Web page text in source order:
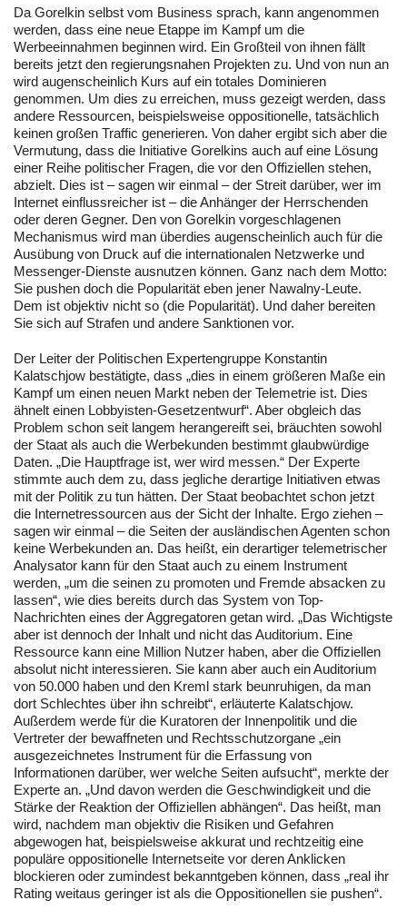
Da Gorelkin selbst vom Business sprach, kann angenommen
werden, dass eine neue Etappe im Kampf um die
Werbeeinnahmen beginnen wird. Ein Großteil von ihnen fällt
bereits jetzt den regierungsnahen Projekten zu. Und von nun an
wird augenscheinlich Kurs auf ein totales Dominieren
genommen. Um dies zu erreichen, muss gezeigt werden, dass
andere Ressourcen, beispielsweise oppositionelle, tatsächlich
keinen großen Traffic generieren. Von daher ergibt sich aber die
Vermutung, dass die Initiative Gorelkins auch auf eine Lösung
einer Reihe politischer Fragen, die vor den Offiziellen stehen,
abzielt. Dies ist – sagen wir einmal – der Streit darüber, wer im
Internet einflussreicher ist – die Anhänger der Herrschenden
oder deren Gegner. Den von Gorelkin vorgeschlagenen
Mechanismus wird man überdies augenscheinlich auch für die
Ausübung von Druck auf die internationalen Netzwerke und
Messenger-Dienste ausnutzen können. Ganz nach dem Motto:
Sie pushen doch die Popularität eben jener Nawalny-Leute.
Dem ist objektiv nicht so (die Popularität). Und daher bereiten
Sie sich auf Strafen und andere Sanktionen vor.
Der Leiter der Politischen Expertengruppe Konstantin
Kalatschjow bestätigte, dass „dies in einem größeren Maße ein
Kampf um einen neuen Markt neben der Telemetrie ist. Dies
ähnelt einen Lobbyisten-Gesetzentwurf“. Aber obgleich das
Problem schon seit langem herangereift sei, bräuchten sowohl
der Staat als auch die Werbekunden bestimmt glaubwürdige
Daten. „Die Hauptfrage ist, wer wird messen.“ Der Experte
stimmte auch dem zu, dass jegliche derartige Initiativen etwas
mit der Politik zu tun hätten. Der Staat beobachtet schon jetzt
die Internetressourcen aus der Sicht der Inhalte. Ergo ziehen –
sagen wir einmal – die Seiten der ausländischen Agenten schon
keine Werbekunden an. Das heißt, ein derartiger telemetrischer
Analysator kann für den Staat auch zu einem Instrument
werden, „um die seinen zu promoten und Fremde absacken zu
lassen“, wie dies bereits durch das System von Top-
Nachrichten eines der Aggregatoren getan wird. „Das Wichtigste
aber ist dennoch der Inhalt und nicht das Auditorium. Eine
Ressource kann eine Million Nutzer haben, aber die Offiziellen
absolut nicht interessieren. Sie kann aber auch ein Auditorium
von 50.000 haben und den Kreml stark beunruhigen, da man
dort Schlechtes über ihn schreibt“, erläuterte Kalatschjow.
Außerdem werde für die Kuratoren der Innenpolitik und die
Vertreter der bewaffneten und Rechtsschutzorgane „ein
ausgezeichnetes Instrument für die Erfassung von
Informationen darüber, wer welche Seiten aufsucht“, merkte der
Experte an. „Und davon werden die Geschwindigkeit und die
Stärke der Reaktion der Offiziellen abhängen“. Das heißt, man
wird, nachdem man objektiv die Risiken und Gefahren
abgewogen hat, beispielsweise akkurat und rechtzeitig eine
populäre oppositionelle Internetseite vor deren Anklicken
blockieren oder zumindest bekanntgeben können, dass „real ihr
Rating weitaus geringer ist als die Oppositionellen sie pushen“.